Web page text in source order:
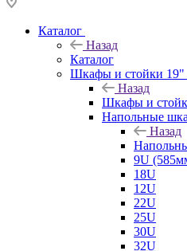
Каталог
Назад
Каталог
Шкафы и стойки 19"
Назад
Шкафы и
Напольные
Назад
9U
18U
12U
22U
25U
30U
32U